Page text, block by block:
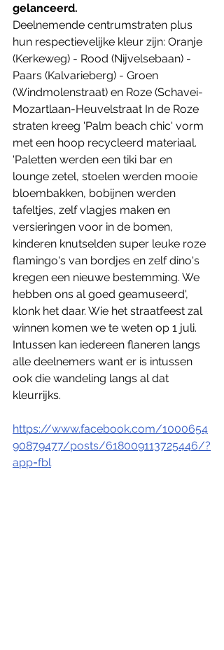
gelanceerd.
Deelnemende centrumstraten plus
hun respectievelijke kleur zijn: Oranje
(Kerkeweg) - Rood (Nijvelsebaan) -
Paars (Kalvarieberg) - Groen
(Windmolenstraat) en Roze (Schavei-
Mozartlaan-Heuvelstraat In de Roze
straten kreeg 'Palm beach chic' vorm
met een hoop recycleerd materiaal.
'Paletten werden een tiki bar en
lounge zetel, stoelen werden mooie
bloembakken, bobijnen werden
tafeltjes, zelf vlagjes maken en
versieringen voor in de bomen,
kinderen knutselden super leuke roze
flamingo's van bordjes en zelf dino's
kregen een nieuwe bestemming. We
hebben ons al goed geamuseerd',
klonk het daar. Wie het straatfeest zal
winnen komen we te weten op 1 juli.
Intussen kan iedereen flaneren langs
alle deelnemers want er is intussen
ook die wandeling langs al dat
kleurrijks.
https://www.facebook.com/1000654
90879477/posts/618009113725446/?
app=fbl